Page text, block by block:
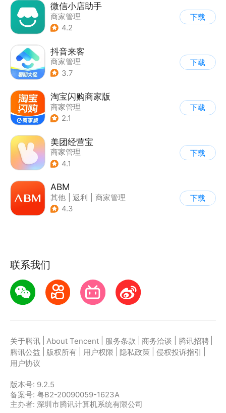
微信小店助手
商家管理
4.2
下载
抖音来客
商家管理
3.7
下载
淘宝闪购商家版
商家管理
2.1
下载
美团经营宝
商家管理
4.1
下载
ABM
其他 返利
商家管理
| 海淘
4.3
下载
联系我们
关于腾讯 About Tencent 服务条款 商务洽谈 腾讯招聘
腾讯公益
版权所有 用户权限 隐私政策 侵权投诉指引
用户协议
版本号: 9.2.5
备案号: 粤B2-20090059-1623A
主办者: 深圳市腾讯计算机系统有限公司